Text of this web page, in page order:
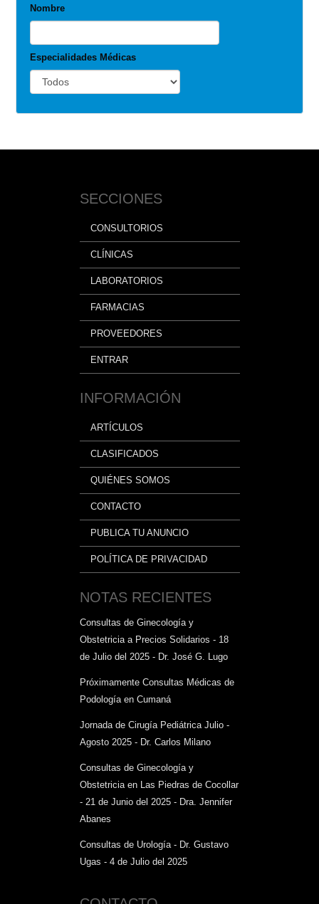
Nombre
Especialidades Médicas
SECCIONES
CONSULTORIOS
CLÍNICAS
LABORATORIOS
FARMACIAS
PROVEEDORES
ENTRAR
INFORMACIÓN
ARTÍCULOS
CLASIFICADOS
QUIÉNES SOMOS
CONTACTO
PUBLICA TU ANUNCIO
POLÍTICA DE PRIVACIDAD
NOTAS RECIENTES
Consultas de Ginecología y
Obstetricia a Precios Solidarios - 18
de Julio del 2025 - Dr. José G. Lugo
Próximamente Consultas Médicas de
Podología en Cumaná
Jornada de Cirugía Pediátrica Julio -
Agosto 2025 - Dr. Carlos Milano
Consultas de Ginecología y
Obstetricia en Las Piedras de Cocollar
- 21 de Junio del 2025 - Dra. Jennifer
Abanes
Consultas de Urología - Dr. Gustavo
Ugas - 4 de Julio del 2025